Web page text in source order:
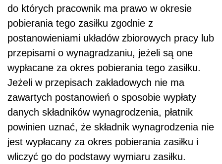
do których pracownik ma prawo w okresie
pobierania tego zasiłku zgodnie z
postanowieniami układów zbiorowych pracy lub
przepisami o wynagradzaniu, jeżeli są one
wypłacane za okres pobierania tego zasiłku.
Jeżeli w przepisach zakładowych nie ma
zawartych postanowień o sposobie wypłaty
danych składników wynagrodzenia, płatnik
powinien uznać, że składnik wynagrodzenia nie
jest wypłacany za okres pobierania zasiłku i
wliczyć go do podstawy wymiaru zasiłku.